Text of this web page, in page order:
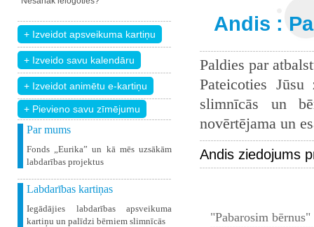
+ Pievieno savu zīmējumu
Par mums
Fonds „Eurika” un kā mēs uzsākām
labdarības projektus
Labdarības kartiņas
Iegādājies labdarības apsveikuma
kartiņu un palīdzi bērniem slimnīcās
Andis :
Paldies par
Pateicoties
slimnīcās un
novērtējama un
Andis ziedojums
"Pabarosim